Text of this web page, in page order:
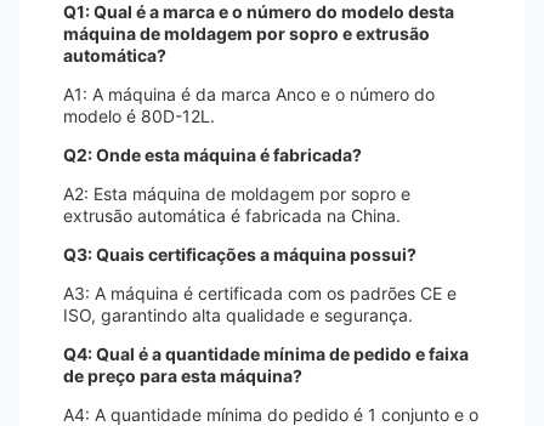
Q1: Qual é a marca e o número do modelo desta
máquina de moldagem por sopro e extrusão
automática?
A1: A máquina é da marca Anco e o número do
modelo é 80D-12L.
Q2: Onde esta máquina é fabricada?
A2: Esta máquina de moldagem por sopro e
extrusão automática é fabricada na China.
Q3: Quais certificações a máquina possui?
A3: A máquina é certificada com os padrões CE e
ISO, garantindo alta qualidade e segurança.
Q4: Qual é a quantidade mínima de pedido e faixa
de preço para esta máquina?
A4: A quantidade mínima do pedido é 1 conjunto e o